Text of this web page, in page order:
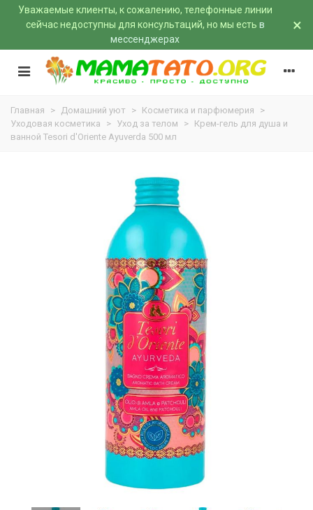
Уважаемые клиенты, к сожалению, телефонные линии
сейчас недоступны для консультаций, но мы есть в
мессенджерах
×
Главная > Домашний уют > Косметика и парфюмерия
>
Уходовая косметика
> Уход за телом > Крем-гель для душа и
ванной Tesori d'Oriente Ayuverda 500 мл